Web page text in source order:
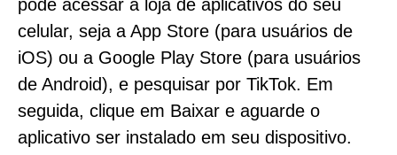
pode acessar a loja de aplicativos do seu
celular, seja a App Store (para usuários de
iOS) ou a Google Play Store (para usuários
de Android), e pesquisar por TikTok. Em
seguida, clique em Baixar e aguarde o
aplicativo ser instalado em seu dispositivo.